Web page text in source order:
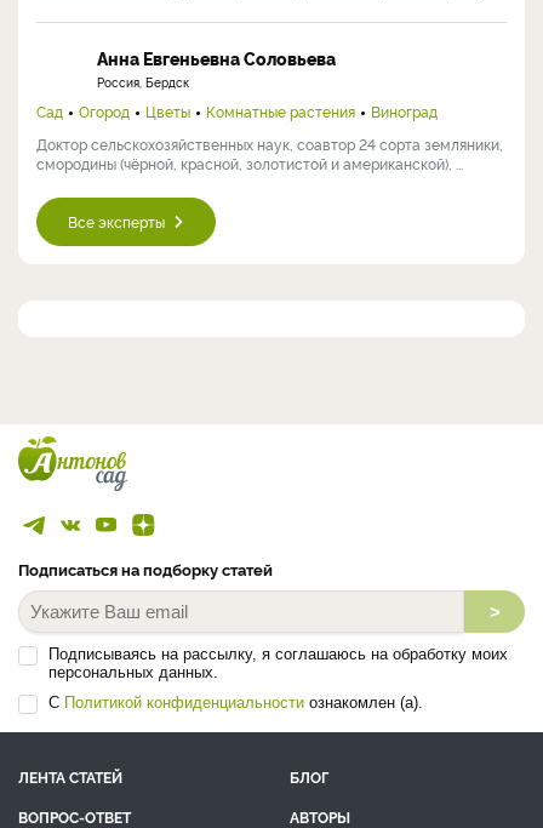
Анна Евгеньевна Соловьева
Россия, Бердск
Сад Огород Цветы Комнатные растения
Виноград
Доктор сельскохозяйственных наук, соавтор 24 сорта земляники,
смородины (чёрной, красной, золотистой и американской), ...
Все эксперты
Подписаться на подборку статей
>
Подписываясь на рассылку, я соглашаюсь на обработку моих
персональных данных.
С Политикой конфиденциальности ознакомлен (а).
ЛЕНТА СТАТЕЙ
БЛОГ
ВОПРОС-ОТВЕТ
АВТОРЫ